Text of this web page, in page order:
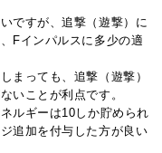
ですが、追撃（遊撃）に
Fインパルスに多少の適
まっても、追撃（遊撃）
いことが利点です。
ルギーは10しか貯められ
追加を付与した方が良い